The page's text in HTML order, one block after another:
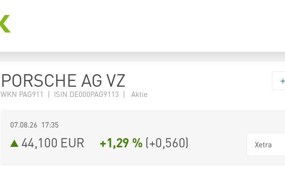
PORSCHE AG VZ
WKN PAG911 | ISIN DE000PAG9113 | Aktie
07.08.26 17:35
44,100 EUR +1,29 % (+0,560) Xetra